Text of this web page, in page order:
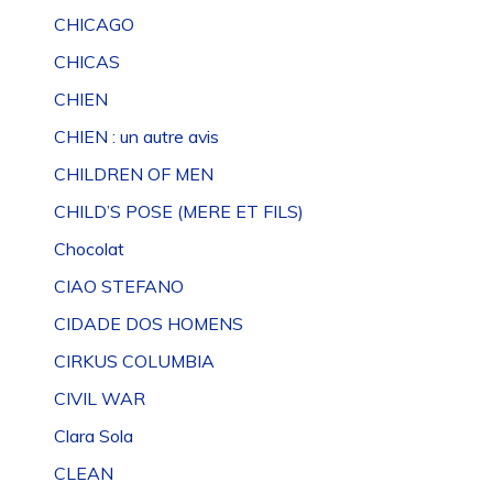
CHICAGO
CHICAS
CHIEN
CHIEN : un autre avis
CHILDREN OF MEN
CHILD’S POSE (MERE ET FILS)
Chocolat
CIAO STEFANO
CIDADE DOS HOMENS
CIRKUS COLUMBIA
CIVIL WAR
Clara Sola
CLEAN